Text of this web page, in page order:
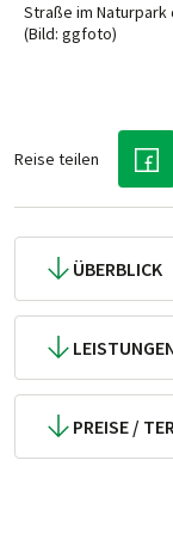
Straße im Naturpark
(Bild: ggfoto)
Reise teilen
ÜBERBLICK
PREISE /